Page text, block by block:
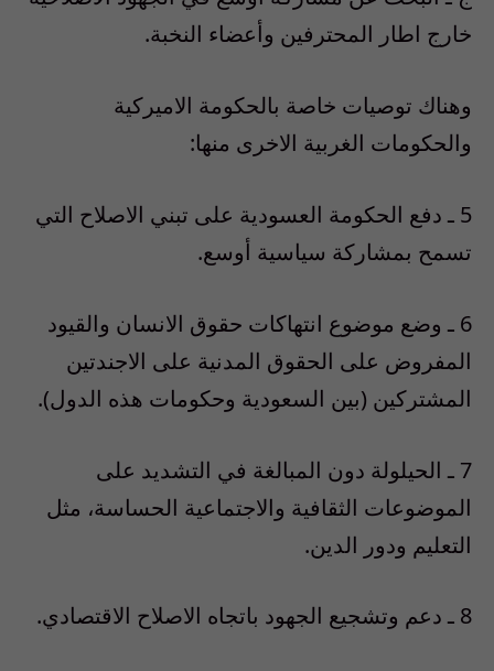
خارج اطار المحترفين وأعضاء النخبة.
وهناك توصيات خاصة بالحكومة الاميركية
والحكومات الغربية الاخرى منها:
5 ـ دفع الحكومة العسودية على تبني الاصلاح التي
تسمح بمشاركة سياسية أوسع.
6 ـ وضع موضوع انتهاكات حقوق الانسان والقيود
المفروض على الحقوق المدنية على الاجندتين
المشتركين (بين السعودية وحكومات هذه الدول).
7 ـ الحيلولة دون المبالغة في التشديد على
الموضوعات الثقافية والاجتماعية الحساسة، مثل
التعليم ودور الدين.
8 ـ دعم وتشجيع الجهود باتجاه الاصلاح الاقتصادي.